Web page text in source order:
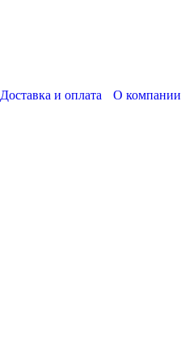
Доставка и оплата О компании